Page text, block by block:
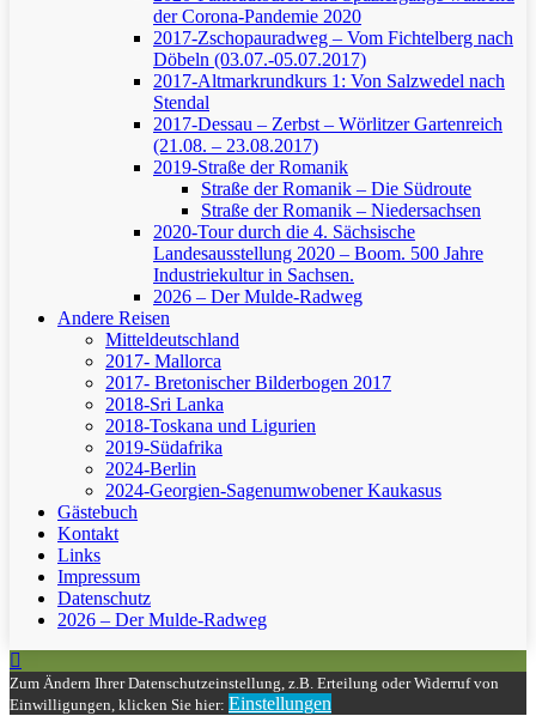
der Corona-Pandemie 2020
2017-Zschopauradweg – Vom Fichtelberg nach
Döbeln (03.07.-05.07.2017)
2017-Altmarkrundkurs 1: Von Salzwedel nach
Stendal
2017-Dessau – Zerbst – Wörlitzer Gartenreich
(21.08. – 23.08.2017)
2019-Straße der Romanik
Straße der Romanik – Die Südroute
Straße der Romanik – Niedersachsen
2020-Tour durch die 4. Sächsische
Landesausstellung 2020 – Boom. 500 Jahre
Industriekultur in Sachsen.
2026 – Der Mulde-Radweg
Andere Reisen
Mitteldeutschland
2017- Mallorca
2017- Bretonischer Bilderbogen 2017
2018-Sri Lanka
2018-Toskana und Ligurien
2019-Südafrika
2024-Berlin
2024-Georgien-Sagenumwobener Kaukasus
Gästebuch
Kontakt
Links
Impressum
Datenschutz
2026 – Der Mulde-Radweg
Zum Ändern Ihrer Datenschutzeinstellung, z.B. Erteilung oder Widerruf von
Einwilligungen, klicken Sie hier: Einstellungen